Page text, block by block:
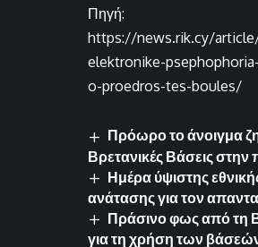
Πηγή:
https://news.rik.cy/
elektronike-
o-proedros-tes-boules/
Πρόωρο το άνοιγμα
Βρετανικές Βάσεις
Ημέρα ύψιστης
ανάτασης για τον
Πράσινο φως από τη
για τη χρήση των